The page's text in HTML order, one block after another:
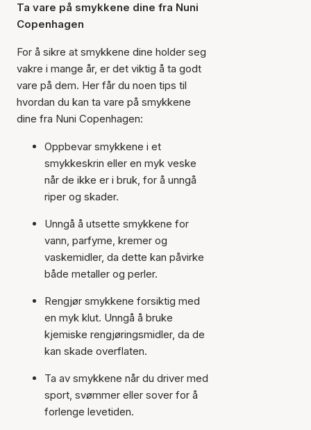
Ta vare på smykkene dine fra Nuni
Copenhagen
For å sikre at smykkene dine holder seg
vakre i mange år, er det viktig å ta godt
vare på dem. Her får du noen tips til
hvordan du kan ta vare på smykkene
dine fra Nuni Copenhagen:
Oppbevar smykkene i et
smykkeskrin eller en myk veske
når de ikke er i bruk, for å unngå
riper og skader.
Unngå å utsette smykkene for
vann, parfyme, kremer og
vaskemidler, da dette kan påvirke
både metaller og perler.
Rengjør smykkene forsiktig med
en myk klut. Unngå å bruke
kjemiske rengjøringsmidler, da de
kan skade overflaten.
Ta av smykkene når du driver med
sport, svømmer eller sover for å
forlenge levetiden.